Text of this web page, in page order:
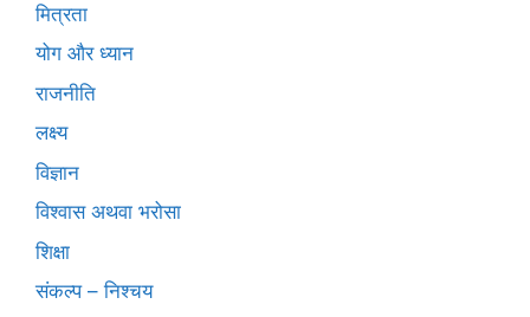
मित्रता
योग और ध्यान
राजनीति
लक्ष्य
विज्ञान
विश्वास अथवा भरोसा
शिक्षा
संकल्प – निश्चय